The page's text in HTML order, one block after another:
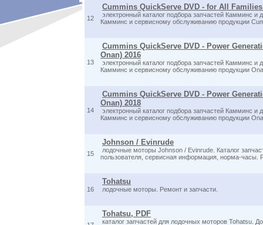
12
Cummins QuickServe DVD - for All
электронный каталог подбора запчастей Камминс и
Камминс и сервисному обслуживанию продукции
13
Cummins QuickServe DVD - Power
Onan) 2016
электронный каталог подбора запчастей Камминс и
Камминс и сервисному обслуживанию продукции
14
Cummins QuickServe DVD - Power
Onan) 2018
электронный каталог подбора запчастей Камминс и
Камминс и сервисному обслуживанию продукции
15
Johnson / Evinrude
лодочные моторы Johnson / Evinrude. Каталог
пользователя, сервисная информация, норма-часы.
16
Tohatsu
лодочные моторы. Ремонт и запчасти.
Tohatsu, PDF
каталог запчастей для лодочных моторов Tohatsu.